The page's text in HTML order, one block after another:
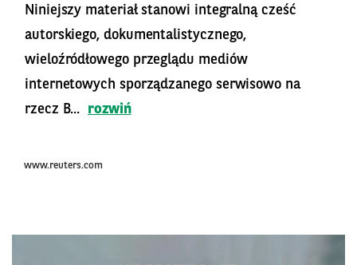
Niniejszy materiał stanowi integralną cześć
autorskiego, dokumentalistycznego,
wieloźródłowego przeglądu mediów
internetowych sporządzanego serwisowo na
rzecz B...
rozwiń
www.reuters.com